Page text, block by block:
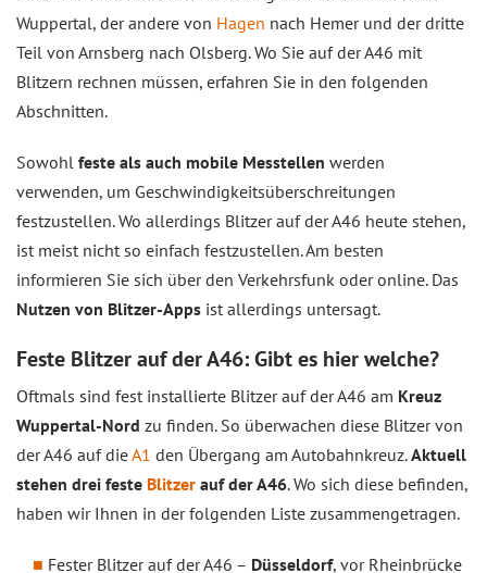
Wuppertal, der andere von Hagen nach Hemer und der dritte
Teil von Arnsberg nach Olsberg. Wo Sie auf der A46 mit
Blitzern rechnen müssen, erfahren Sie in den folgenden
Abschnitten.
Sowohl feste als auch mobile Messtellen werden
verwenden, um Geschwindigkeitsüberschreitungen
festzustellen. Wo allerdings Blitzer auf der A46 heute stehen,
ist meist nicht so einfach festzustellen. Am besten
informieren Sie sich über den Verkehrsfunk oder online. Das
Nutzen von Blitzer-Apps ist allerdings untersagt.
Feste Blitzer auf der A46: Gibt es hier welche?
Oftmals sind fest installierte Blitzer auf der A46 am Kreuz
Wuppertal-Nord zu finden. So überwachen diese Blitzer von
der A46 auf dieA1 den Übergang am Autobahnkreuz.Aktuell
stehen drei feste Blitzer auf der A46. Wo sich diese befinden,
haben wir Ihnen in der folgenden Liste zusammengetragen.
Fester Blitzer auf der A46 – Düsseldorf, vor Rheinbrücke